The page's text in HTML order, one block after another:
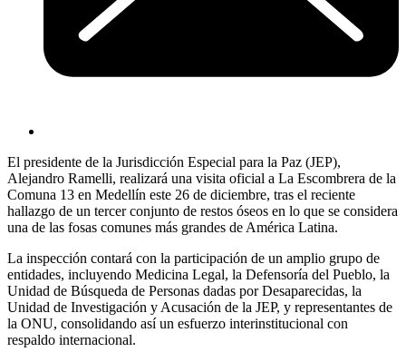
El presidente de la Jurisdicción Especial para la Paz (JEP),
Alejandro Ramelli, realizará una visita oficial a La Escombrera de la
Comuna 13 en Medellín este 26 de diciembre, tras el reciente
hallazgo de un tercer conjunto de restos óseos en lo que se considera
una de las fosas comunes más grandes de América Latina.
La inspección contará con la participación de un amplio grupo de
entidades, incluyendo Medicina Legal, la Defensoría del Pueblo, la
Unidad de Búsqueda de Personas dadas por Desaparecidas, la
Unidad de Investigación y Acusación de la JEP, y representantes de
la ONU, consolidando así un esfuerzo interinstitucional con
respaldo internacional.